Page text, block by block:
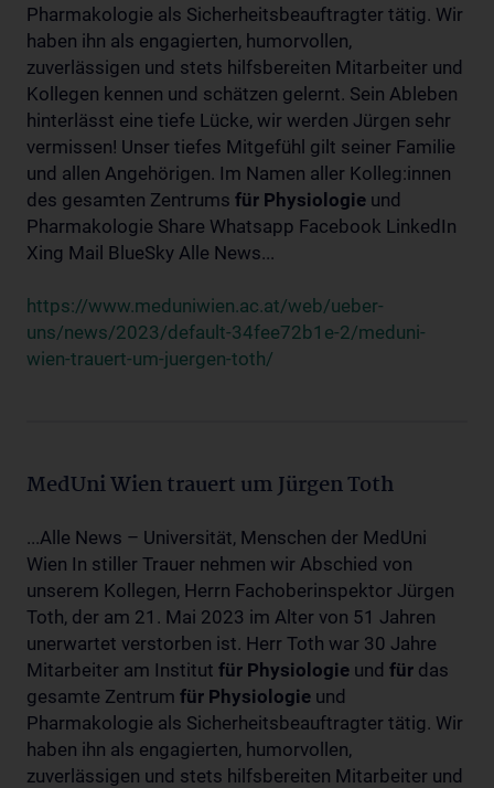
Pharmakologie als Sicherheitsbeauftragter tätig. Wir
haben ihn als engagierten, humorvollen,
zuverlässigen und stets hilfsbereiten Mitarbeiter und
Kollegen kennen und schätzen gelernt. Sein Ableben
hinterlässt eine tiefe Lücke, wir werden Jürgen sehr
vermissen! Unser tiefes Mitgefühl gilt seiner Familie
und allen Angehörigen. Im Namen aller Kolleg:innen
des gesamten Zentrums für Physiologie und
Pharmakologie Share Whatsapp Facebook LinkedIn
Xing Mail BlueSky Alle News...
https://www.meduniwien.ac.at/web/ueber-
uns/news/2023/default-34fee72b1e-2/meduni-
wien-trauert-um-juergen-toth/
MedUni Wien trauert um Jürgen Toth
...Alle News – Universität, Menschen der MedUni
Wien In stiller Trauer nehmen wir Abschied von
unserem Kollegen, Herrn Fachoberinspektor Jürgen
Toth, der am 21. Mai 2023 im Alter von 51 Jahren
unerwartet verstorben ist. Herr Toth war 30 Jahre
Mitarbeiter am Institut für Physiologie und für das
gesamte Zentrum für Physiologie und
Pharmakologie als Sicherheitsbeauftragter tätig. Wir
haben ihn als engagierten, humorvollen,
zuverlässigen und stets hilfsbereiten Mitarbeiter und